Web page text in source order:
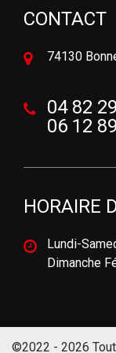
CONTACT
74130
04 82
06 12
HORAIRE
Lundi-
Dimanche
©2022 - 2026